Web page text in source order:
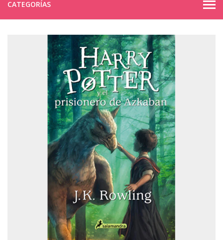
CATEGORÍAS